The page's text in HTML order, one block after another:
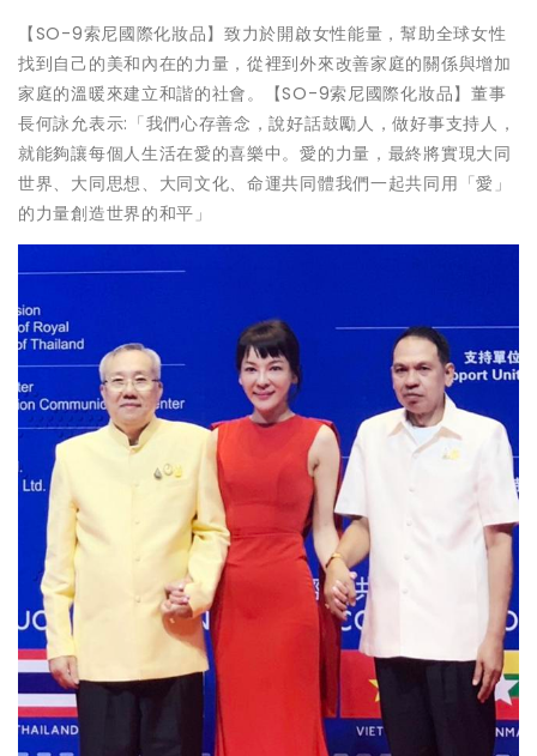
【SO-9索尼國際化妝品】致力於開啟女性能量，幫助全球女性
找到自己的美和內在的力量，從裡到外來改善家庭的關係與增加
家庭的溫暖來建立和諧的社會。【SO-9索尼國際化妝品】董事
長何詠允表示:「我們心存善念，說好話鼓勵人，做好事支持人，
就能夠讓每個人生活在愛的喜樂中。愛的力量，最終將實現大同
世界、大同思想、大同文化、命運共同體我們一起共同用「愛」
的力量創造世界的和平」